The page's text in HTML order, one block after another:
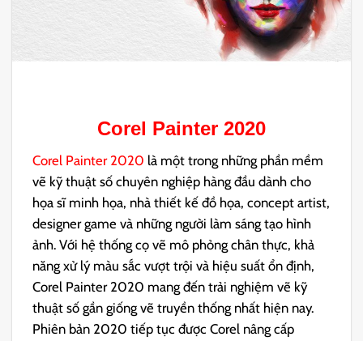
Corel Painter 2020
Corel Painter 2020 là một trong những phần mềm
vẽ kỹ thuật số chuyên nghiệp hàng đầu dành cho
họa sĩ minh họa, nhà thiết kế đồ họa, concept artist,
designer game và những người làm sáng tạo hình
ảnh. Với hệ thống cọ vẽ mô phỏng chân thực, khả
năng xử lý màu sắc vượt trội và hiệu suất ổn định,
Corel Painter 2020 mang đến trải nghiệm vẽ kỹ
thuật số gần giống vẽ truyền thống nhất hiện nay.
Phiên bản 2020 tiếp tục được Corel nâng cấp